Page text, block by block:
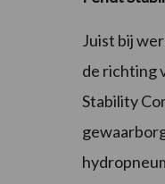
Juist bij
de richting
Stability